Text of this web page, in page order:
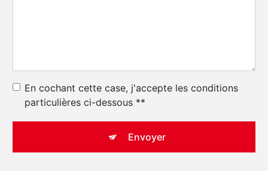
En cochant cette case, j'accepte les conditions
particulières ci-dessous **
Envoyer